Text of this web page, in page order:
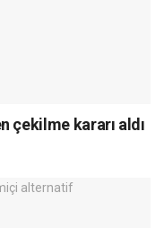
çekilme kararı aldı